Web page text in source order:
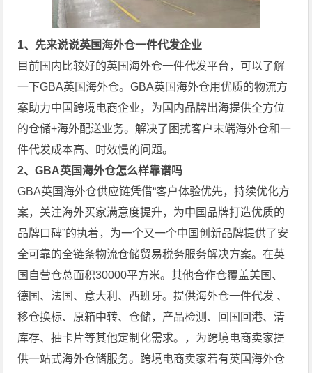
1、先来说说英国海外仓一件代发企业
目前国内比较好的英国海外仓一件代发平台，可以了解
一下GBA英国海外仓。GBA英国海外仓用优质的物流方
案助力中国跨境电商企业，为国内品牌出海提供全方位
的仓储+海外配送业务。解决了困扰客户末端海外仓和一
件代发成本高、时效慢的问题。
2、GBA英国海外仓怎么样靠谱吗
GBA英国海外仓供应链凭借“客户体验优先，持续优化方
案，关注海外买家满意度提升，为中国品牌打造优质的
品牌口碑”的执着，为一个又一个中国创新品牌提供了安
全可靠的全链条物流仓储贸易税务服务解决方案。在英
国自营仓总面积30000平方米。其他合作仓覆盖美国、
德国、法国、意大利、西班牙。提供海外仓一件代发 、
移仓换标、原箱中转、仓储，产品检测、回国回港、清
库存、抽卡片等其他定制化需求。，为跨境电商卖家提
供一站式海外仓储服务。跨境电商卖家若有英国海外仓